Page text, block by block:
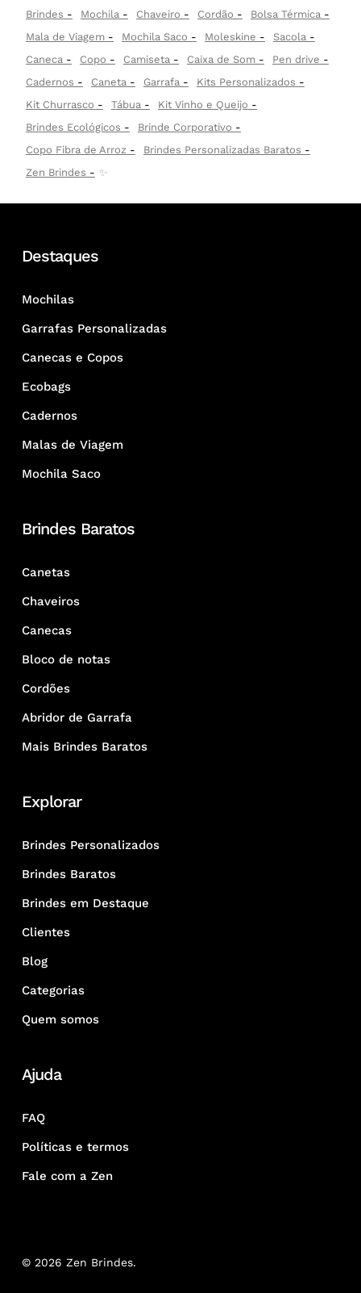
Brindes Mochila Chaveiro Cordão
Bolsa Térmica
Mala de Viagem
Mochila Saco Moleskine
Sacola
Caneca
Copo Camiseta Caixa de Som
Pen drive
Cadernos
Caneta Garrafa
Kits Personalizados
Kit Churrasco
Tábua
Kit Vinho e Queijo
Brindes Ecológicos
Brinde Corporativo
Copo Fibra de Arroz
Brindes Personalizadas Baratos
Zen Brindes
✨
Destaques
Mochilas
Garrafas Personalizadas
Canecas e Copos
Ecobags
Cadernos
Malas de Viagem
Mochila Saco
Brindes Baratos
Canetas
Chaveiros
Canecas
Bloco de notas
Cordões
Abridor de Garrafa
Mais Brindes Baratos
Explorar
Brindes Personalizados
Brindes Baratos
Brindes em Destaque
Clientes
Blog
Categorias
Quem somos
Ajuda
FAQ
Políticas e termos
Fale com a Zen
© 2026 Zen Brindes.